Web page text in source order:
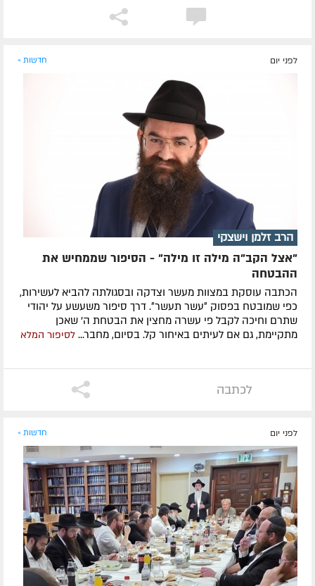
לפני יום חדשות »
הרב זלמן וישצקי
"אצל הקב"ה מילה זו מילה" - הסיפור שממחיש את
ההבטחה
הכתבה עוסקת במצוות מעשר וצדקה ובסגולתה להביא לעשירות,
כפי שמובטח בפסוק ״עשר תעשר״. דרך סיפור משעשע על יהודי
שתרם וחיכה לקבל פי עשרה מחצין את הבטחת ה' שאכן
מתקיימת, גם אם לעיתים באיחור קל. בסיום, מחבר... לסיפור המלא
לכתבה
לפני יום חדשות »